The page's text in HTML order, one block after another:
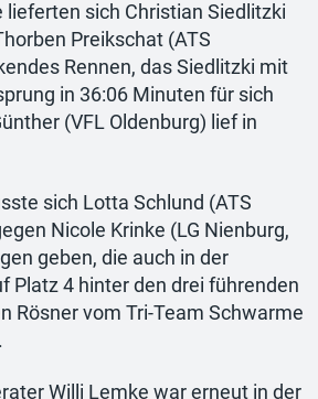
lieferten sich Christian Siedlitzki
Preikschat (ATS
Rennen, das Siedlitzki mit
in 36:06 Minuten für sich
(VFL Oldenburg) lief in
sich Lotta Schlund (ATS
Nicole Krinke (LG Nienburg,
geben, die auch in der
Platz 4 hinter den drei führenden
Rösner vom Tri-Team Schwarme
Willi Lemke war erneut in der